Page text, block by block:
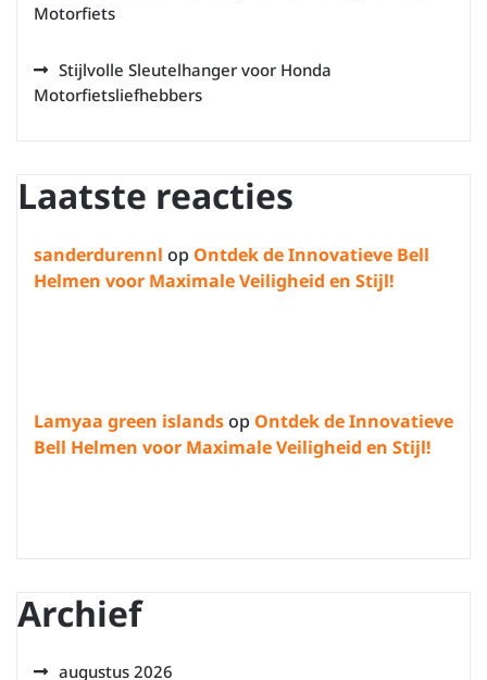
Motorfiets
Stijlvolle Sleutelhanger voor Honda
Motorfietsliefhebbers
Laatste reacties
sanderdurennl op Ontdek de Innovatieve Bell
Helmen voor Maximale Veiligheid en Stijl!
Lamyaa green islandsop Ontdek de Innovatieve
Bell Helmen voor Maximale Veiligheid en Stijl!
Archief
augustus 2026